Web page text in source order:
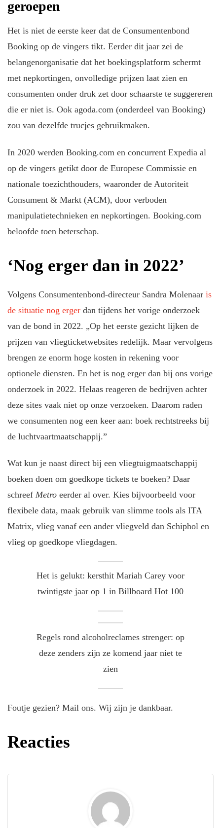
geroepen
Het is niet de eerste keer dat de Consumentenbond
Booking op de vingers tikt. Eerder dit jaar zei de
belangenorganisatie dat het boekingsplatform schermt
met nepkortingen, onvolledige prijzen laat zien en
consumenten onder druk zet door schaarste te suggereren
die er niet is. Ook agoda.com (onderdeel van Booking)
zou van dezelfde trucjes gebruikmaken.
In 2020 werden Booking.com en concurrent Expedia al
op de vingers getikt door de Europese Commissie en
nationale toezichthouders, waaronder de Autoriteit
Consument & Markt (ACM), door verboden
manipulatietechnieken en nepkortingen. Booking.com
beloofde toen beterschap.
‘Nog erger dan in 2022’
Volgens Consumentenbond-directeur Sandra Molenaar is
de situatie nog ergerdan tijdens het vorige onderzoek
van de bond in 2022. „Op het eerste gezicht lijken de
prijzen van vliegticketwebsites redelijk. Maar vervolgens
brengen ze enorm hoge kosten in rekening voor
optionele diensten. En het is nog erger dan bij ons vorige
onderzoek in 2022. Helaas reageren de bedrijven achter
deze sites vaak niet op onze verzoeken. Daarom raden
we consumenten nog een keer aan: boek rechtstreeks bij
de luchtvaartmaatschappij.”
Wat kun je naast direct bij een vliegtuigmaatschappij
boeken doen om goedkope tickets te boeken? Daar
schreef Metro eerder al over. Kies bijvoorbeeld voor
flexibele data, maak gebruik van slimme tools als ITA
Matrix, vlieg vanaf een ander vliegveld dan Schiphol en
vlieg op goedkope vliegdagen.
Het is gelukt: kersthit Mariah Carey voor
twintigste jaar op 1 in Billboard Hot 100
Regels rond alcoholreclames strenger: op
deze zenders zijn ze komend jaar niet te
zien
Foutje gezien? Mail ons. Wij zijn je dankbaar.
Reacties